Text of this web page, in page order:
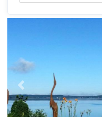
Previous